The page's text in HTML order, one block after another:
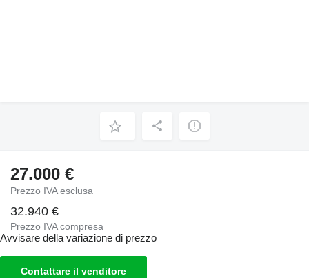
27.000 €
Prezzo IVA esclusa
32.940 €
Prezzo IVA compresa
Avvisare della variazione di prezzo
Contattare il venditore